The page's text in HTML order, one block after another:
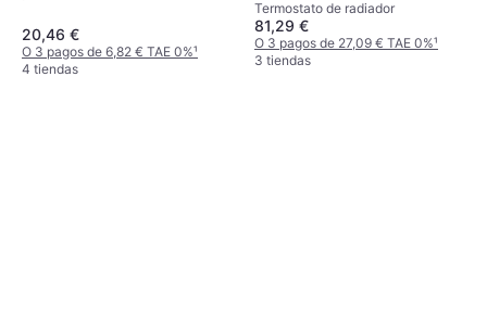
20,46 €
O 3 pagos de 6,82 € TAE 0%¹
4 tiendas
Termostato de radiador
81,29 €
O 3 pagos de 27,09 € TAE 0%¹
3 tiendas